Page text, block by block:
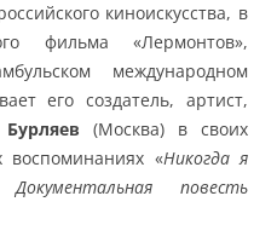
киноискусства, в
фильма «Лермонтов»,
международном
его создатель, артист,
(Москва) в своих
воспоминаниях «Никогда я
повесть